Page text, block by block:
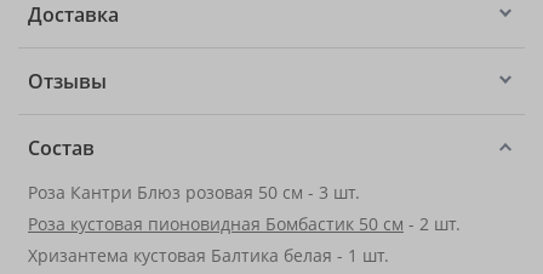
Доставка
Отзывы
Состав
Роза Кантри Блюз розовая 50 см - 3 шт.
Роза кустовая пионовидная Бомбастик 50 см - 2 шт.
Хризантема кустовая Балтика белая - 1 шт.